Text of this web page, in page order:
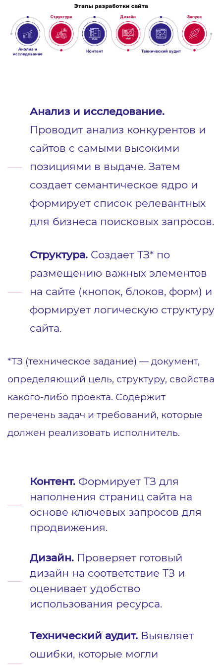
Анализ и исследование.
Проводит анализ конкурентов и
сайтов с самыми высокими
позициями в выдаче. Затем
создает семантическое ядро и
формирует список релевантных
для бизнеса поисковых запросов.
Структура. Создает ТЗ* по
размещению важных элементов
на сайте (кнопок, блоков, форм) и
формирует логическую структуру
сайта.
*ТЗ (техническое задание) — документ,
определяющий цель, структуру, свойства
какого-либо проекта. Содержит
перечень задач и требований, которые
должен реализовать исполнитель.
Контент. Формирует ТЗ для
наполнения страниц сайта на
основе ключевых запросов для
продвижения.
Дизайн. Проверяет готовый
дизайн на соответствие ТЗ и
оценивает удобство
использования ресурса.
Технический аудит. Выявляет
ошибки, которые могли